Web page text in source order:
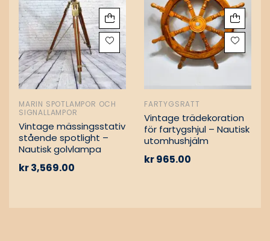
MARIN SPOTLAMPOR OCH
SIGNALLAMPOR
Vintage mässingsstativ
stående spotlight –
Nautisk golvlampa
kr3,569.00
FARTYGSRATT
Vintage trädekoration
för fartygshjul – Nautisk
utomhushjälm
kr965.00